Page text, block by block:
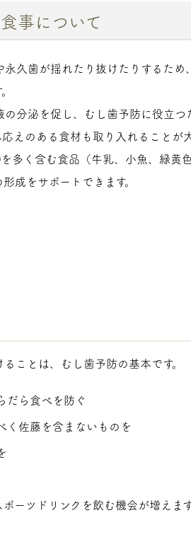
事について
久歯が揺れたり抜けたりするため
の分泌を促し、むし歯予防に役立つ
えのある食材も取り入れることが大
多く含む食品（牛乳、小魚、緑黄
成をサポートできます。
ことは、むし歯予防の基本です。
だら食べを防ぐ
く佐藤を含まないものを
ーツドリンクを飲む機会が増えま